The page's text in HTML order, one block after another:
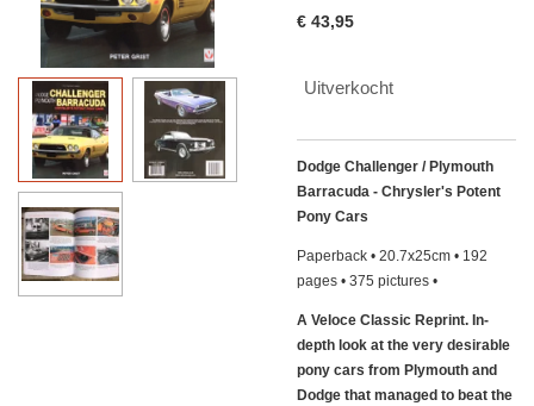
€ 43,95
Uitverkocht
Dodge Challenger / Plymouth
Barracuda - Chrysler's Potent
Pony Cars
Paperback • 20.7x25cm • 192
pages • 375 pictures •
A Veloce Classic Reprint. In-
depth look at the very desirable
pony cars from Plymouth and
Dodge that managed to beat the